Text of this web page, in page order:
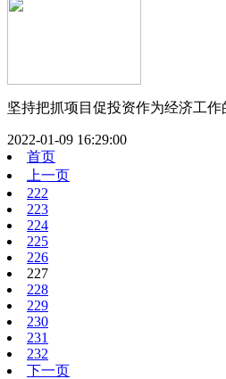
坚持把抓项目促投资作为经济工
2022-01-09 16:29:00
首页
上一页
222
223
224
225
226
227
228
229
230
231
232
下一页